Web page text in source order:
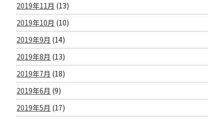
2019年11月 (13)
2019年10月 (10)
2019年9月 (14)
2019年8月 (13)
2019年7月 (18)
2019年6月 (9)
2019年5月 (17)